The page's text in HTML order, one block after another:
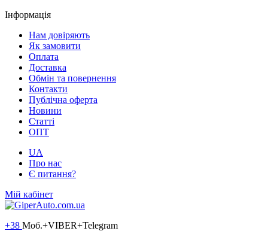
Інформація
Нам довіряють
Як замовити
Оплата
Доставка
Обмін та повернення
Контакти
Публічна оферта
Новини
Статті
ОПТ
UA
Про нас
Є питання?
Мій кабінет
+38 Моб.+VIBER+Telegram